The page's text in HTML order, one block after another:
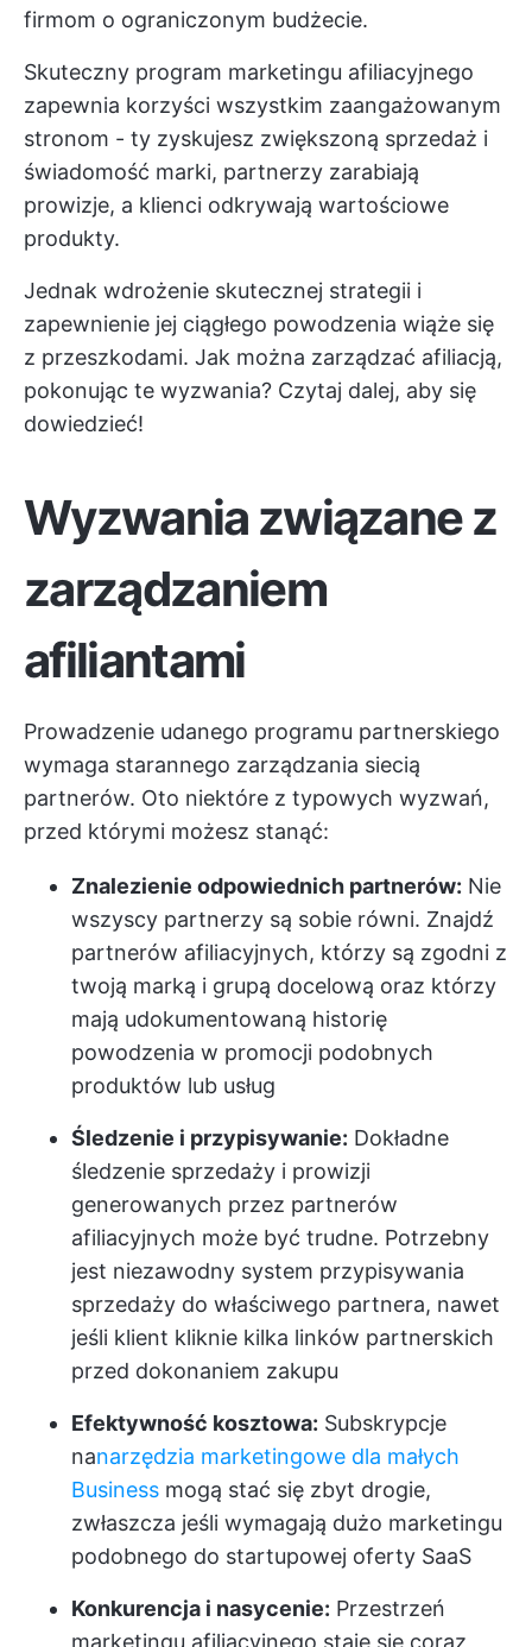
firmom o ograniczonym budżecie.
Skuteczny program marketingu afiliacyjnego
zapewnia korzyści wszystkim zaangażowanym
stronom - ty zyskujesz zwiększoną sprzedaż i
świadomość marki, partnerzy zarabiają
prowizje, a klienci odkrywają wartościowe
produkty.
Jednak wdrożenie skutecznej strategii i
zapewnienie jej ciągłego powodzenia wiąże się
z przeszkodami. Jak można zarządzać afiliacją,
pokonując te wyzwania? Czytaj dalej, aby się
dowiedzieć!
Wyzwania związane z
zarządzaniem
afiliantami
Prowadzenie udanego programu partnerskiego
wymaga starannego zarządzania siecią
partnerów. Oto niektóre z typowych wyzwań,
przed którymi możesz stanąć:
Znalezienie odpowiednich partnerów: Nie
wszyscy partnerzy są sobie równi. Znajdź
partnerów afiliacyjnych, którzy są zgodni z
twoją marką i grupą docelową oraz którzy
mają udokumentowaną historię
powodzenia w promocji podobnych
produktów lub usług
Śledzenie i przypisywanie: Dokładne
śledzenie sprzedaży i prowizji
generowanych przez partnerów
afiliacyjnych może być trudne. Potrzebny
jest niezawodny system przypisywania
sprzedaży do właściwego partnera, nawet
jeśli klient kliknie kilka linków partnerskich
przed dokonaniem zakupu
Efektywność kosztowa: Subskrypcje
nanarzędzia marketingowe dla małych
Business mogą stać się zbyt drogie,
zwłaszcza jeśli wymagają dużo marketingu
podobnego do startupowej oferty SaaS
Konkurencja i nasycenie: Przestrzeń
marketingu afiliacyjnego staje się coraz